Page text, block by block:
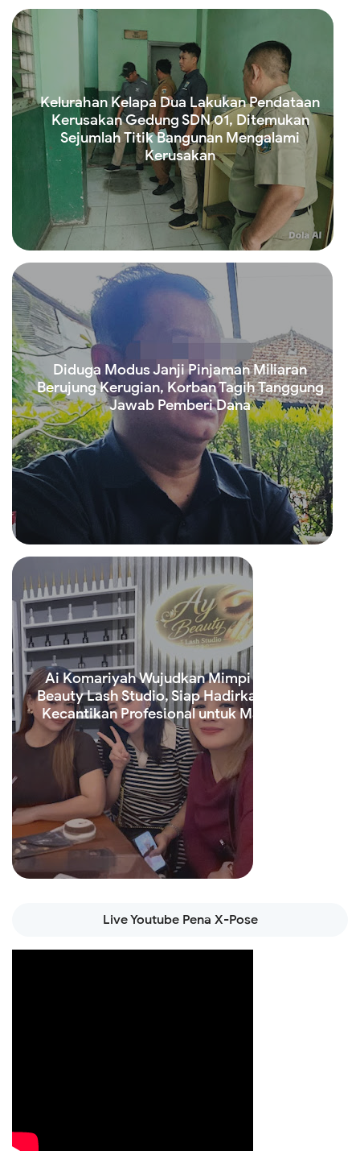
Kelurahan Kelapa Dua Lakukan Pendataan
Kerusakan Gedung SDN 01, Ditemukan
Sejumlah Titik Bangunan Mengalami
Kerusakan
Read more
Diduga Modus Janji Pinjaman Miliaran
Berujung Kerugian, Korban Tagih Tanggung
Jawab Pemberi Dana
Ai Komariyah Wujudkan Mimpi Lewat Ay
Beauty Lash Studio, Siap Hadirkan Layanan
Kecantikan Profesional untuk Masyarakat
Read more
Live Youtube Pena X-Pose